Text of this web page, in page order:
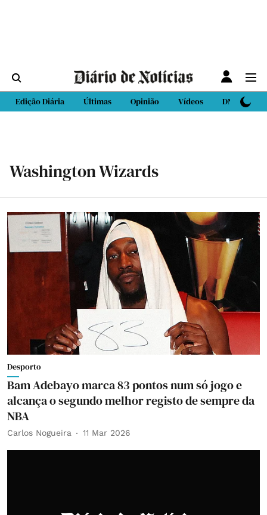
Edição Diária Últimas Opinião Vídeos DN Sport
Washington Wizards
Desporto
Bam Adebayo marca 83 pontos num só jogo e
alcança o segundo melhor registo de sempre da
NBA
Carlos Nogueira 11 Mar 2026